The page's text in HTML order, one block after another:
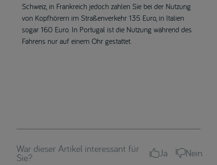
Schweiz, in Frankreich jedoch zahlen Sie bei der Nutzung
von Kopfhörern im Straßenverkehr 135 Euro, in Italien
sogar 160 Euro. In Portugal ist die Nutzung während des
Fahrens nur auf einem Ohr gestattet.
War dieser Artikel interessant für
Sie? Ja Nein